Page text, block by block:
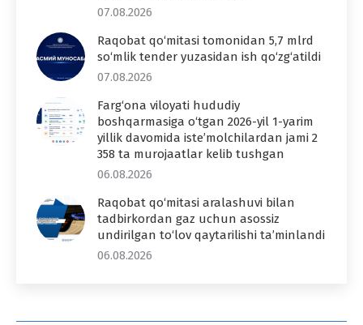
07.08.2026
Raqobat qo‘mitasi tomonidan 5,7 mlrd
so‘mlik tender yuzasidan ish qo‘zg‘atildi
07.08.2026
Farg‘ona viloyati hududiy
boshqarmasiga o‘tgan 2026-yil 1-yarim
yillik davomida iste’molchilardan jami 2
358 ta murojaatlar kelib tushgan
06.08.2026
Raqobat qo‘mitasi aralashuvi bilan
tadbirkordan gaz uchun asossiz
undirilgan to‘lov qaytarilishi ta’minlandi
06.08.2026